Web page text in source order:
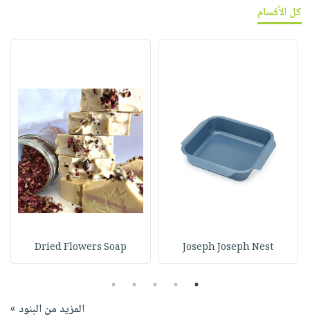
كل الأقسام
Joseph Joseph Nest
Dried Flowers Soap
1
2
3
4
5
المزيد من البنود »